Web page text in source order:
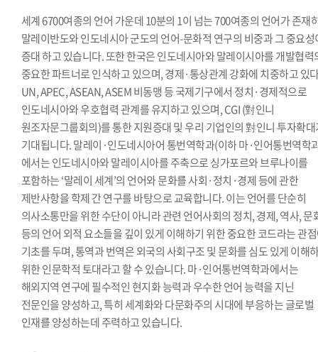
세계 6700여종의 언어 가운데 10분의 1이 넘는 700여종의 언어가 존재
말레이반도와 인도네시아 군도의 언어-문화적 연구의 비중과 그 중요성
증대 하고 있습니다. 또한 한국은 인도네시아와 말레이시아를 개발협력
중요한 파트너로 인식하고 있으며, 경제·통상관계 강화에 치중하고 있
UN, APEC, ASEAN, ASEM 비동맹 등 국제기구에서 정치·경제적으로
인도네시아와 우호협력 관계를 유지하고 있으며, CGI (對인니
원조자문그룹회의)를 통한 지원증대 및 우리 기업인의 對인니 투자확
기대됩니다. 말레이·인도네시아어 통번역학과(이하 마·인어통번역학
에서는 인도네시아와 말레이시아를 주축으로 싱가포르와 브루나이를
포함하는 ‘말레이 세계’의 언어와 문화를 사회·정치·경제 등에 관한
제반사항을 학제 간 연구를 바탕으로 교육합니다. 이는 언어를 단순히
의사소통만을 위한 수단이 아니라 관련 언어사회의 정치, 경제, 역사, 문
등의 언어 외적 요소들을 깊이 있게 이해하기 위한 중요한 코드라는 관
기초를 두며, 통역과 번역은 외국의 사회구조 및 문화를 심도 있게 이해
위한 인문학적 토대라고 할 수 있습니다. 마·인어통번역학과에서는
해외지역 연구에 필수적인 현지화 능력과 우수한 언어 능력을 지닌
전문인을 양성하고, 특히 세계화와 다문화주의 시대에 부응하는 글로벌
인재를 양성하는데 주력하고 있습니다.